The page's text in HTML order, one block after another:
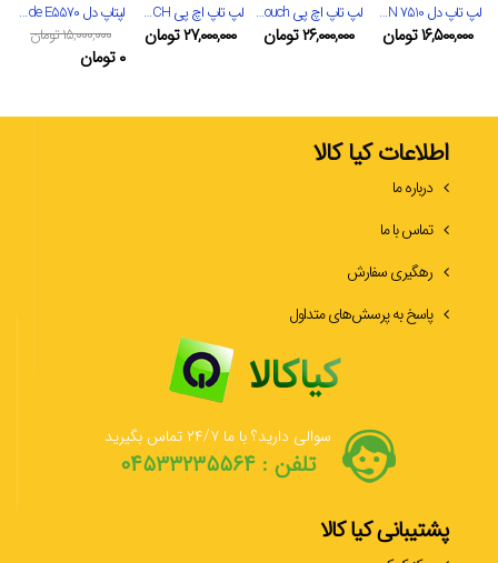
لپ تاپ دل PRECISION 7510
۱۶,۵۰۰,۰۰۰تومان
لپ تاپ اچ پی Zbook 15 G4 touch
۲۶,۰۰۰,۰۰۰تومان
لپ تاپ اچ پی ZBOOK 17 G3/i7 TOCH
۲۷,۰۰۰,۰۰۰تومان
لپتاپ دل Latitude E5570
۱۵,۰۰۰,۰۰۰تومان
۰ تومان
اطلاعات کیا کالا
درباره ما
تماس با ما
رهگیری سفارش
پاسخ به پرسش‌های متداول
سوالی دارید؟ با ما ۲۴/۷ تماس بگیرید
تلفن : ۰۴۵۳۳۲۳۵۵۶۴
پشتیبانی کیا کالا